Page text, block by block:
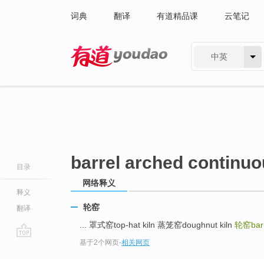
词典 翻译 有道精品课 云笔记
中英
目录
释义
翻译
barrel arched
网络释义
轮窑
... 罩式窑top-hat kiln 蒸笼窑doughnut kiln 轮窑
基于2个网页-相关网页